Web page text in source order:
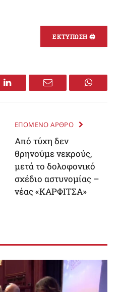
ΕΚΤΥΠΩΣΗ 🖨
LinkedIn Email
ΕΠΟΜΕΝΟ ΑΡΘΡΟ
Από τύχη δεν
θρηνούμε νεκρούς,
μετά το δολοφονικό
σχέδιο αστυνομίας –
νέας «ΚΑΡΦΙΤΣΑ»